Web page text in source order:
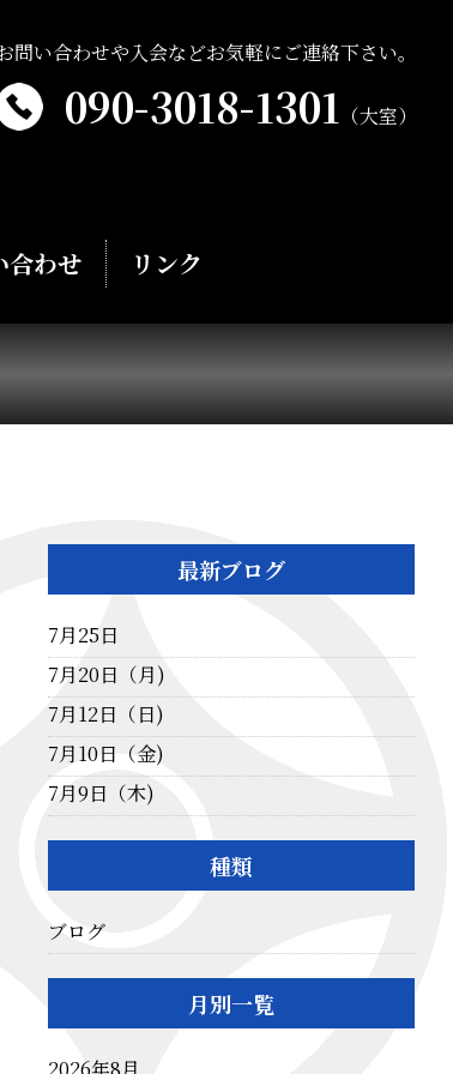
問い合わせや入会などお気軽にご連絡下さい。
090-3018-1301 （大室）
合わせ リンク
最新ブログ
7月25日
7月20日（月)
7月12日（日)
7月10日（金)
7月9日（木)
種類
ブログ
月別一覧